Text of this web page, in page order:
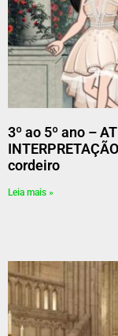
3º ao 5º ano –
cordeiro
Leia mais »